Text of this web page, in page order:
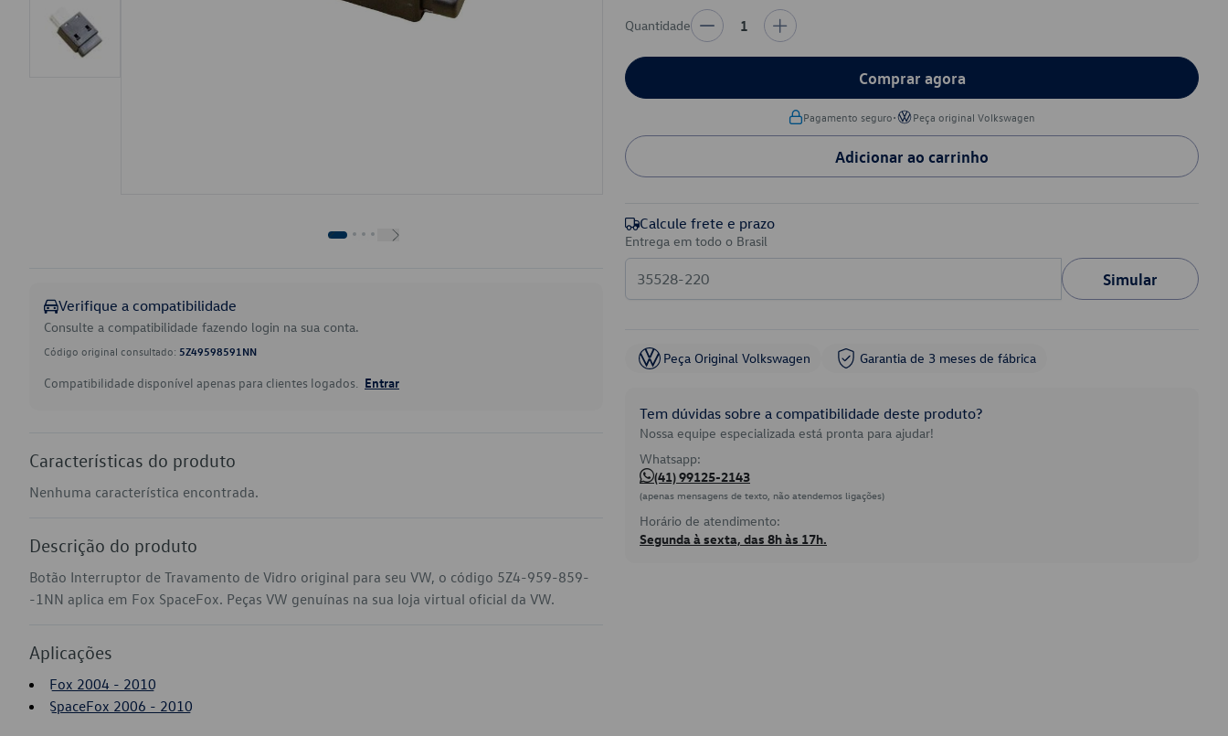
Verifique a compatibilidade
Consulte a compatibilidade fazendo login na sua conta.
Código original consultado: 5Z49598591NN
Compatibilidade disponível apenas para clientes logados. Entrar
Características do produto
Nenhuma característica encontrada.
Descrição do produto
Botão Interruptor de Travamento de Vidro original para seu VW, o código 5Z4-959-859-
-1NN aplica em Fox SpaceFox. Peças VW genuínas na sua loja virtual oficial da VW.
Aplicações
Fox 2004 - 2010
SpaceFox 2006 - 2010
Quantidade 1
Comprar agora
Pagamento seguro• Peça original Volkswagen
Adicionar ao carrinho
Calcule frete e prazo
Entrega em todo o Brasil
Simular
Peça Original Volkswagen Garantia de 3 meses de fábrica
Tem dúvidas sobre a compatibilidade deste produto?
Nossa equipe especializada está pronta para ajudar!
Whatsapp:
(41) 99125-2143
(apenas mensagens de texto, não atendemos ligações)
Horário de atendimento:
Segunda à sexta, das 8h às 17h.